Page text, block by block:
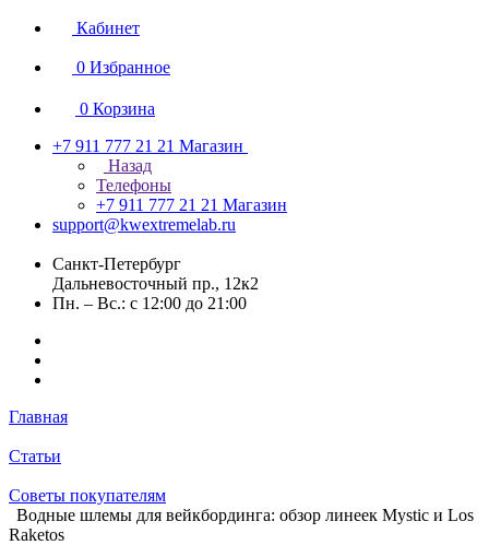
Кабинет
0 Избранное
0 Корзина
+7 911 777 21 21 Магазин
Назад
Телефоны
+7 911 777 21 21 Магазин
support@kwextremelab.ru
Санкт-Петербург
Дальневосточный пр., 12к2
Пн. – Вс.: с 12:00 до 21:00
Главная
Статьи
Советы покупателям
Водные шлемы для вейкбординга: обзор линеек Mystic и Los
Raketos